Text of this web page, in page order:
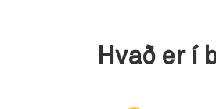
Hvað er í